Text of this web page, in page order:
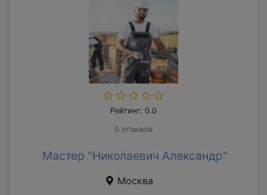
Рейтинг: 0.0
0 отзывов
Мастер "Николаевич Александр"
Москва